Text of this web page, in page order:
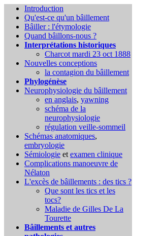
Introduction
Qu'est-ce qu'un bâillement
Bâiller : l'étymologie
Quand bâillons-nous ?
Interprétations historiques
Charcot mardi 23 oct 1888
Nouvelles conceptions
la contagion du bâillement
Phylogénèse
Neurophysiologie du bâillement
en anglais, yawning
schéma de la
neurophysiologie
régulation veille-sommeil
Schémas anatomiques,
embryologie
Sémiologie et examen clinique
Complications manoeuvre de
Nélaton
L'excès de bâillements : des tics ?
Que sont les tics et les
tocs?
Maladie de Gilles De La
Tourette
Bâillements et autres